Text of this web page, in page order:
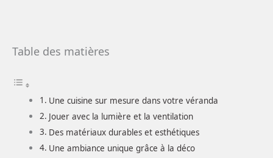
Table des matières
Une cuisine sur mesure dans votre véranda
Jouer avec la lumière et la ventilation
Des matériaux durables et esthétiques
Une ambiance unique grâce à la déco